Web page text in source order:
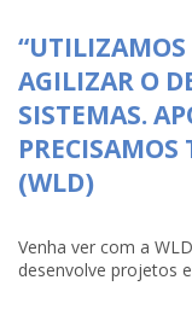
“UTILIZAMOS
AGILIZAR O
SISTEMAS.
PRECISAMOS
(WLD)
Venha ver com a
desenvolve projetos